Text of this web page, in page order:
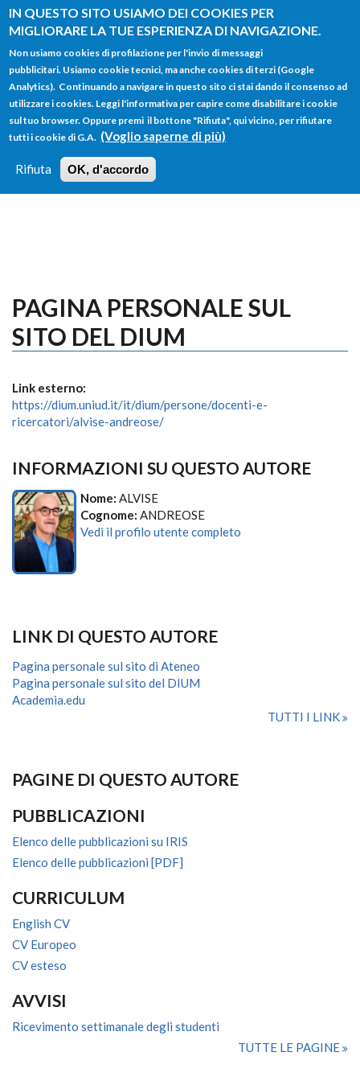
IN QUESTO SITO USIAMO DEI COOKIES PER
MIGLIORARE LA TUE ESPERIENZA DI NAVIGAZIONE.
Non usiamo cookies di profilazione per l'invio di messaggi
pubblicitari. Usiamo cookie tecnici, ma anche cookies di terzi (Google
Analytics). Continuando a navigare in questo sito ci stai dando il consenso ad
utilizzare i cookies. Leggi l'informativa per capire come disabilitare i cookie
sul tuo browser. Oppure premi il bottone "Rifiuta", qui vicino, per rifiutare
tutti i cookie di G.A. (Voglio saperne di più)
Rifiuta OK, d'accordo
Salta al contenuto principale
FORM
DI
RICERCA
Main menu
HOME TUTTI I PROFILI
LOGIN
PAGINA PERSONALE SUL
SITO DEL DIUM
Link esterno:
https://dium.uniud.it/it/dium/persone/docenti-e-
ricercatori/alvise-andreose/
INFORMAZIONI SU QUESTO AUTORE
Nome: ALVISE
Cognome: ANDREOSE
Vedi il profilo utente completo
LINK DI QUESTO AUTORE
Pagina personale sul sito di Ateneo
Pagina personale sul sito del DIUM
Academia.edu
TUTTI I LINK
PAGINE DI QUESTO AUTORE
PUBBLICAZIONI
Elenco delle pubblicazioni su IRIS
Elenco delle pubblicazioni [PDF]
CURRICULUM
English CV
CV Europeo
CV esteso
AVVISI
Ricevimento settimanale degli studenti
TUTTE LE PAGINE